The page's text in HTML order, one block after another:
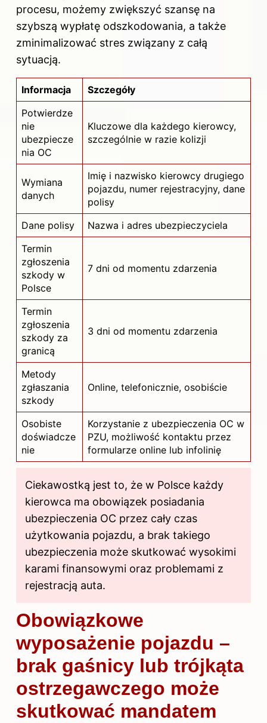
procesu, możemy zwiększyć szansę na
szybszą wypłatę odszkodowania, a także
zminimalizować stres związany z całą
sytuacją.
Informacja
Szczegóły
Potwierdze
nie
ubezpiecze
nia OC
Kluczowe dla każdego kierowcy,
szczególnie w razie kolizji
Wymiana
danych
Imię i nazwisko kierowcy drugiego
pojazdu, numer rejestracyjny, dane
polisy
Dane polisy
Nazwa i adres ubezpieczyciela
Termin
zgłoszenia
szkody w
Polsce
7 dni od momentu zdarzenia
Termin
zgłoszenia
szkody za
granicą
3 dni od momentu zdarzenia
Metody
zgłaszania
szkody
Online, telefonicznie, osobiście
Osobiste
doświadcze
nie
Korzystanie z ubezpieczenia OC w
PZU, możliwość kontaktu przez
formularze online lub infolinię
Ciekawostką jest to, że w Polsce każdy
kierowca ma obowiązek posiadania
ubezpieczenia OC przez cały czas
użytkowania pojazdu, a brak takiego
ubezpieczenia może skutkować wysokimi
karami finansowymi oraz problemami z
rejestracją auta.
Obowiązkowe
wyposażenie pojazdu –
brak gaśnicy lub trójkąta
ostrzegawczego może
skutkować mandatem